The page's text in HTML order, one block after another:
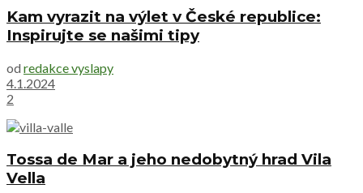
Kam vyrazit na výlet v České republice:
Inspirujte se našimi tipy
od redakce vyslapy
4.1.2024
2
Tossa de Mar a jeho nedobytný hrad Vila
Vella